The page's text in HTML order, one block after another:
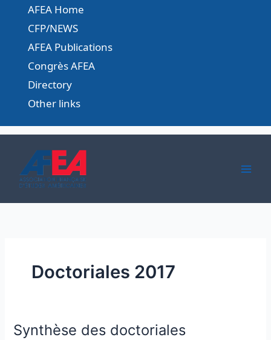
content
AFEA Home
CFP/NEWS
AFEA Publications
Congrès AFEA
Directory
Other links
Doctoriales 2017
Synthèse des doctoriales